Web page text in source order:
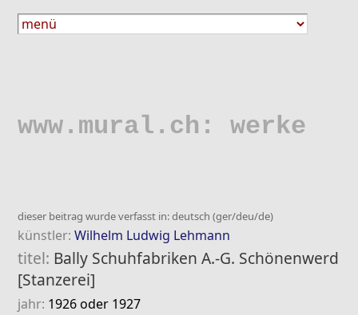
www.mural.ch: werke
dieser beitrag wurde verfasst in: deutsch (ger/deu/de)
künstler:Wilhelm Ludwig Lehmann
titel: Bally Schuhfabriken A.-G. Schönenwerd
[Stanzerei]
jahr: 1926 oder 1927